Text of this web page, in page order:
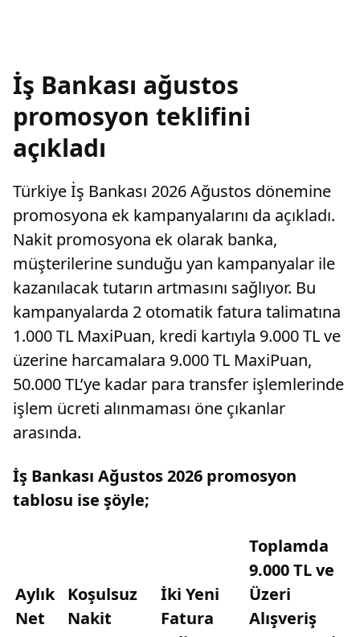
İş Bankası ağustos
promosyon teklifini
açıkladı
Türkiye İş Bankası 2026 Ağustos dönemine
promosyona ek kampanyalarını da açıkladı.
Nakit promosyona ek olarak banka,
müşterilerine sunduğu yan kampanyalar ile
kazanılacak tutarın artmasını sağlıyor. Bu
kampanyalarda 2 otomatik fatura talimatına
1.000 TL MaxiPuan, kredi kartıyla 9.000 TL ve
üzerine harcamalara 9.000 TL MaxiPuan,
50.000 TL’ye kadar para transfer işlemlerinde
işlem ücreti alınmaması öne çıkanlar
arasında.
İş Bankası Ağustos 2026 promosyon
tablosu ise şöyle;
Aylık
Net
Koşulsuz
Nakit
İki Yeni
Fatura
Toplamda
9.000 TL ve
Üzeri
Alışveriş